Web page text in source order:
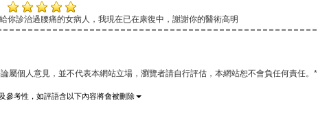
你診治過腰痛的女病人，我現在已在康復中，謝謝你的醫術高明
屬個人意見，並不代表本網站立場，瀏覽者請自行評估，本網站恕不會負任何責任。*
參考性，如評語含以下內容將會被刪除